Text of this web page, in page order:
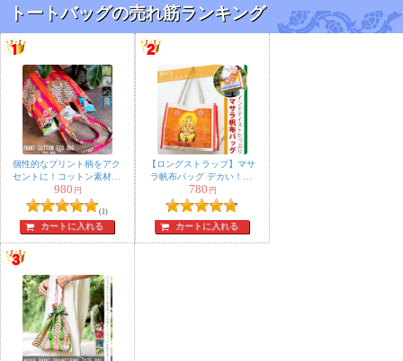
トートバッグの売れ筋ランキング
個性的なプリント柄をアク
セントに！コットン素材の
シンプルエコバッグ
980 円
(1)
カートに入れる
【ロングストラップ】マサ
ラ帆布バッグ デカい！頑
丈！便利！！
780 円
カートに入れる